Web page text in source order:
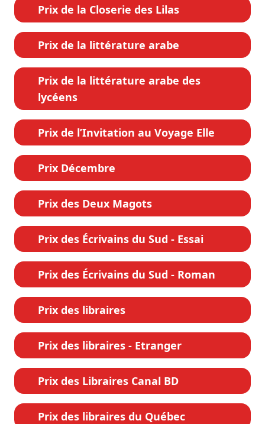
Prix de la Closerie des Lilas
Prix de la littérature arabe
Prix de la littérature arabe des
lycéens
Prix de l’Invitation au Voyage Elle
Prix Décembre
Prix des Deux Magots
Prix des Écrivains du Sud - Essai
Prix des Écrivains du Sud - Roman
Prix des libraires
Prix des libraires - Etranger
Prix des Libraires Canal BD
Prix des libraires du Québec